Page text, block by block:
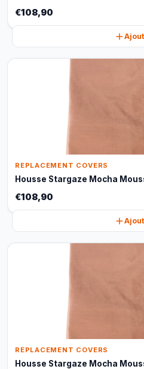
€108,90
REPLACEMENT COVERS
Housse Stargaze Mocha
€108,90
REPLACEMENT COVERS
Housse Stargaze Mocha